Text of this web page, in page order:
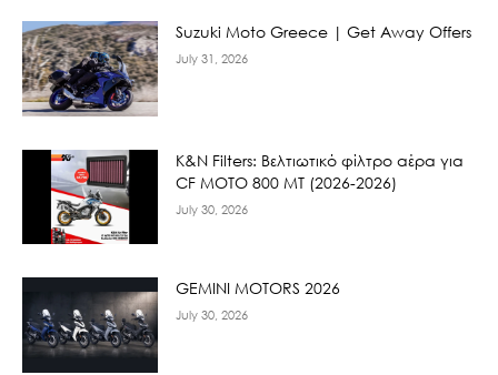
Suzuki Moto Greece | Get Away Offers
July 31, 2026
K&N Filters: Βελτιωτικό φίλτρο αέρα για
CF ΜΟΤΟ 800 ΜΤ (2026-2026)
July 30, 2026
GEMINI MOTORS 2026
July 30, 2026